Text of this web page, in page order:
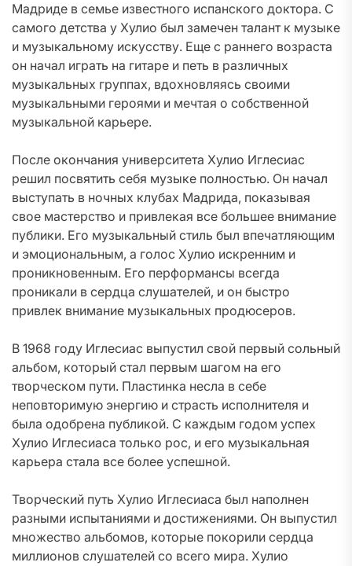
Мадриде в семье известного испанского доктора. С
самого детства у Хулио был замечен талант к музыке
и музыкальному искусству. Еще с раннего возраста
он начал играть на гитаре и петь в различных
музыкальных группах, вдохновляясь своими
музыкальными героями и мечтая о собственной
музыкальной карьере.
После окончания университета Хулио Иглесиас
решил посвятить себя музыке полностью. Он начал
выступать в ночных клубах Мадрида, показывая
свое мастерство и привлекая все большее внимание
публики. Его музыкальный стиль был впечатляющим
и эмоциональным, а голос Хулио искренним и
проникновенным. Его перформансы всегда
проникали в сердца слушателей, и он быстро
привлек внимание музыкальных продюсеров.
В 1968 году Иглесиас выпустил свой первый сольный
альбом, который стал первым шагом на его
творческом пути. Пластинка несла в себе
неповторимую энергию и страсть исполнителя и
была одобрена публикой. С каждым годом успех
Хулио Иглесиаса только рос, и его музыкальная
карьера стала все более успешной.
Творческий путь Хулио Иглесиаса был наполнен
разными испытаниями и достижениями. Он выпустил
множество альбомов, которые покорили сердца
миллионов слушателей со всего мира. Хулио